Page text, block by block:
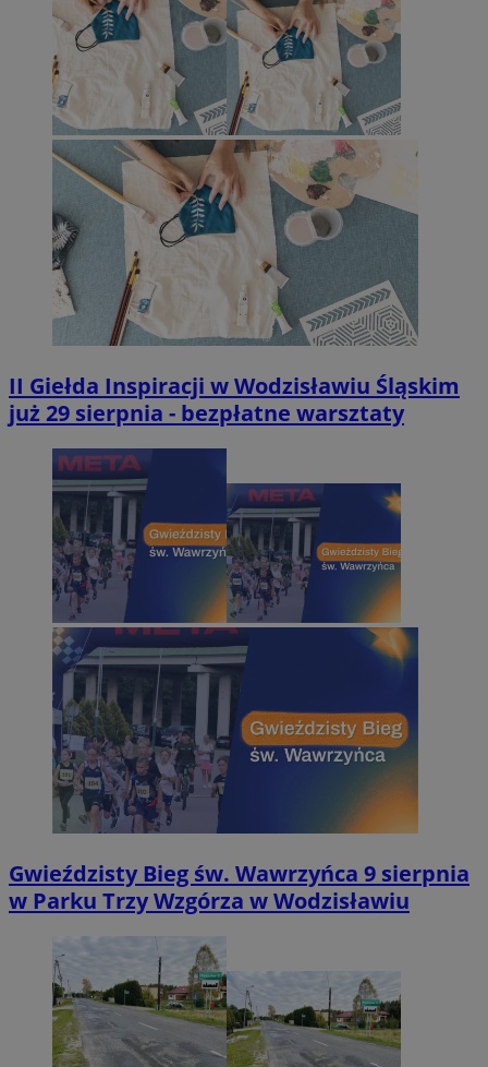
II Giełda Inspiracji w Wodzisławiu Śląskim
już 29 sierpnia - bezpłatne warsztaty
Gwieździsty Bieg św. Wawrzyńca 9 sierpnia
w Parku Trzy Wzgórza w Wodzisławiu